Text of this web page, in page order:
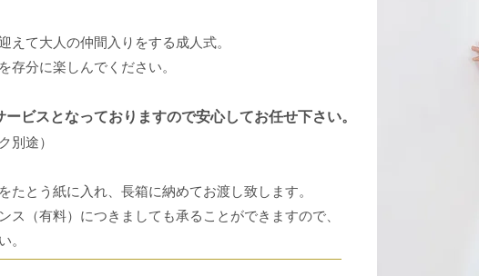
えて大人の仲間入りをする成人式。
存分に楽しんでください。​
ビスとなっておりますので安心してお任せ下さい。
別途）​
たとう紙に入れ、長箱に納めてお渡し致します。
ス（有料）につきましても承ることができますので、